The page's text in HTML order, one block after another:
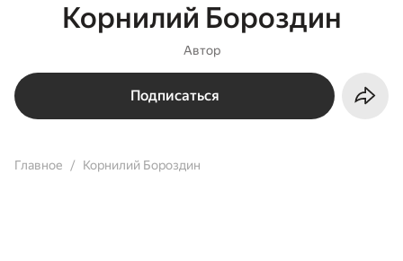
Корнилий Бороздин
Автор
Подписаться
Главное Корнилий Бороздин